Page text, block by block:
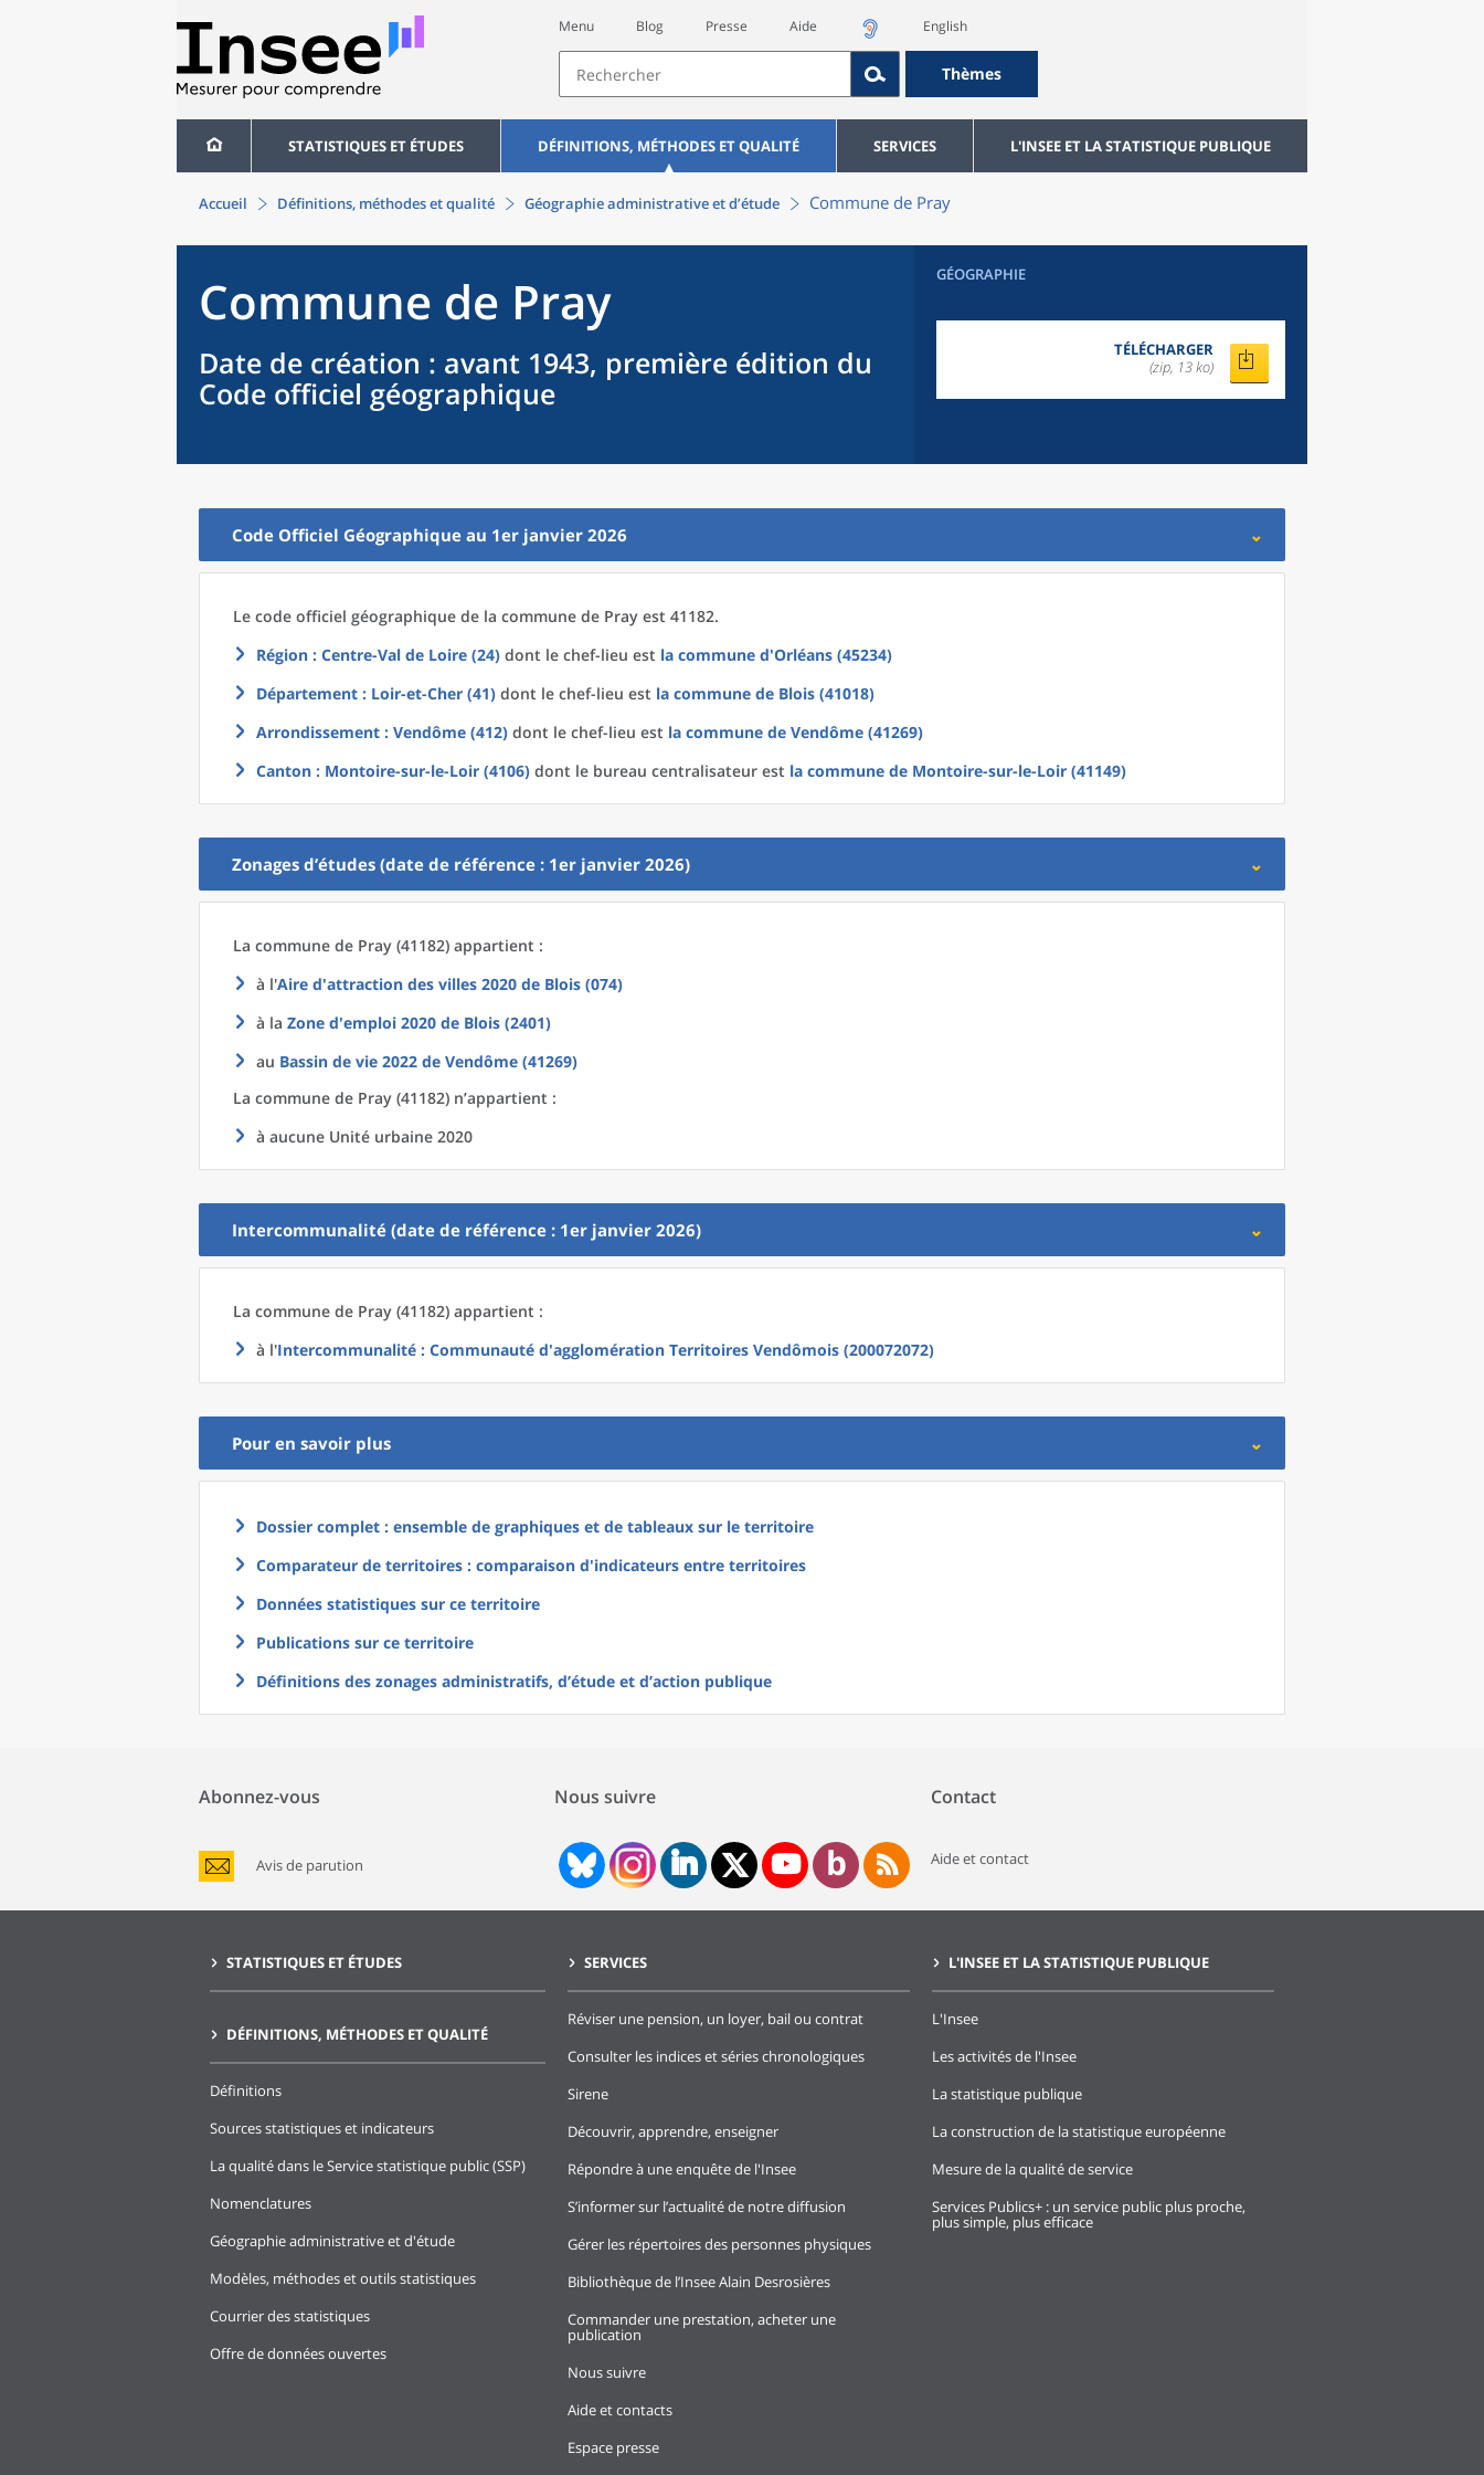
Menu Blog Presse Aide English
Thèmes
STATISTIQUES ET ÉTUDES DÉFINITIONS, MÉTHODES ET QUALITÉ SERVICES L'INSEE ET LA STATISTIQUE PUBLIQUE
Accueil Définitions, méthodes et qualité Géographie administrative et d’étude Commune de Pray
Commune de Pray
Date de création : avant 1943, première édition du
Code officiel géographique
GÉOGRAPHIE
TÉLÉCHARGER
(zip, 13 ko)
Code Officiel Géographique au 1er janvier 2026
Le code officiel géographique de la commune de Pray est 41182.
Région : Centre-Val de Loire (24) dont le chef-lieu est la commune d'Orléans (45234)
Département : Loir-et-Cher (41) dont le chef-lieu est la commune de Blois (41018)
Arrondissement : Vendôme (412) dont le chef-lieu est la commune de Vendôme (41269)
Canton : Montoire-sur-le-Loir (4106) dont le bureau centralisateur est la commune de Montoire-sur-le-Loir (41149)
Zonages d’études (date de référence : 1er janvier 2026)
La commune de Pray (41182) appartient :
à l'Aire d'attraction des villes 2020 de Blois (074)
à la Zone d'emploi 2020 de Blois (2401)
au Bassin de vie 2022 de Vendôme (41269)
La commune de Pray (41182) n’appartient :
à aucune Unité urbaine 2020
Intercommunalité (date de référence : 1er janvier 2026)
La commune de Pray (41182) appartient :
à l'Intercommunalité : Communauté d'agglomération Territoires Vendômois (200072072)
Pour en savoir plus
Dossier complet : ensemble de graphiques et de tableaux sur le territoire
Comparateur de territoires : comparaison d'indicateurs entre territoires
Données statistiques sur ce territoire
Publications sur ce territoire
Définitions des zonages administratifs, d’étude et d’action publique
Abonnez-vous
Avis de parution
Nous suivre Contact
Aide et contact
STATISTIQUES ET ÉTUDES
DÉFINITIONS, MÉTHODES ET QUALITÉ
Définitions
Sources statistiques et indicateurs
La qualité dans le Service statistique public (SSP)
Nomenclatures
Géographie administrative et d'étude
Modèles, méthodes et outils statistiques
Courrier des statistiques
Offre de données ouvertes
SERVICES
Réviser une pension, un loyer, bail ou contrat
Consulter les indices et séries chronologiques
Sirene
Découvrir, apprendre, enseigner
Répondre à une enquête de l'Insee
S’informer sur l’actualité de notre diffusion
Gérer les répertoires des personnes physiques
Bibliothèque de l’Insee Alain Desrosières
Commander une prestation, acheter une
publication
Nous suivre
Aide et contacts
Espace presse
L'INSEE ET LA STATISTIQUE PUBLIQUE
L'Insee
Les activités de l'Insee
La statistique publique
La construction de la statistique européenne
Mesure de la qualité de service
Services Publics+ : un service public plus proche,
plus simple, plus efficace